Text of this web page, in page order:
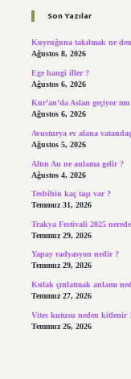
Son Yazılar
Kuyruğuna takılmak ne
Ağustos 8, 2026
Ege hangi iller ?
Ağustos 6, 2026
Kur’an’da Aslan geçiyor mu
Ağustos 6, 2026
Avusturya ev alana
Ağustos 5, 2026
Altın Au ne anlama gelir ?
Ağustos 4, 2026
Tesbihin kaç taşı var ?
Temmuz 31, 2026
Trakya Festivali 2025
Temmuz 29, 2026
Yapay radyasyon nedir ?
Temmuz 29, 2026
Kulak çınlatmak anlamı
Temmuz 27, 2026
Vites kutusu neden kitlenir
Temmuz 26, 2026